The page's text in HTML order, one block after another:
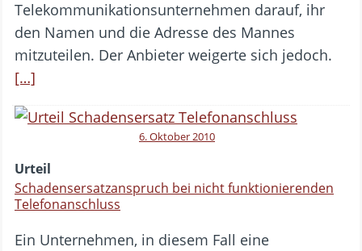
Telekommunikationsunternehmen darauf, ihr
den Namen und die Adresse des Mannes
mitzuteilen. Der Anbieter weigerte sich jedoch.
[…]
6. Oktober 2010
Urteil
Schadensersatzanspruch bei nicht funktionierenden
Telefonanschluss
Ein Unternehmen, in diesem Fall eine